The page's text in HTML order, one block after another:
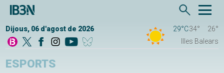
Dijous, 06 d'agost de 2026 29°C34°
26°
Illes Balears
ESPORTS